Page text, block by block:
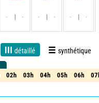
- - - - - -
détaillé synthétique
Fiabilité 85%
02h 03h 04h 05h 06h
02h 03h 04h 05h 06h